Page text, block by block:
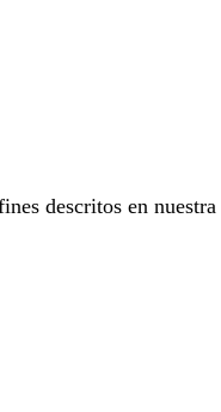
descritos en nuestra